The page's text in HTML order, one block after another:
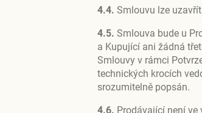
4.4. Smlouvu lze
4.5. Smlouva bude u
a Kupující ani žádná
Smlouvy v rámci
technických krocích
srozumitelně popsán.
4.6. Prodávající není